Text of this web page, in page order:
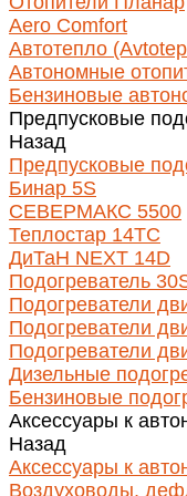
Aero Comfort
Автотепло
Автономные
Бензиновые
Предпусковые
Назад
Предпусковые
Бинар 5S
СЕВЕРМАКС 5500
Теплостар 14ТС
ДиТаН NEXT 14D
Подогреватель
Подогреватели
Подогреватели
Подогреватели
Дизельные
Бензиновые
Аксессуары к
Назад
Аксессуары к
Воздуховоды,